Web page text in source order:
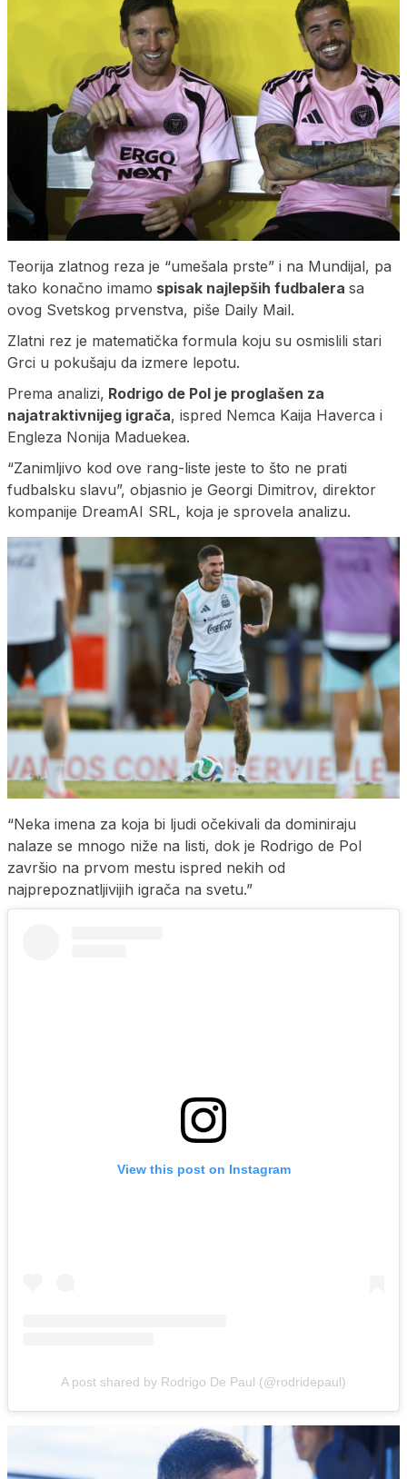
Teorija zlatnog reza je “umešala prste” i na Mundijal, pa
tako konačno imamo spisak najlepših fudbalera sa
ovog Svetskog prvenstva, piše Daily Mail.
Zlatni rez je matematička formula koju su osmislili stari
Grci u pokušaju da izmere lepotu.
Prema analizi, Rodrigo de Pol je proglašen za
najatraktivnijeg igrača, ispred Nemca Kaija Haverca i
Engleza Nonija Maduekea.
“Zanimljivo kod ove rang-liste jeste to što ne prati
fudbalsku slavu”, objasnio je Georgi Dimitrov, direktor
kompanije DreamAI SRL, koja je sprovela analizu.
“Neka imena za koja bi ljudi očekivali da dominiraju
nalaze se mnogo niže na listi, dok je Rodrigo de Pol
završio na prvom mestu ispred nekih od
najprepoznatljivijih igrača na svetu.”
View this post on Instagram
A post shared by Rodrigo De Paul (@rodridepaul)